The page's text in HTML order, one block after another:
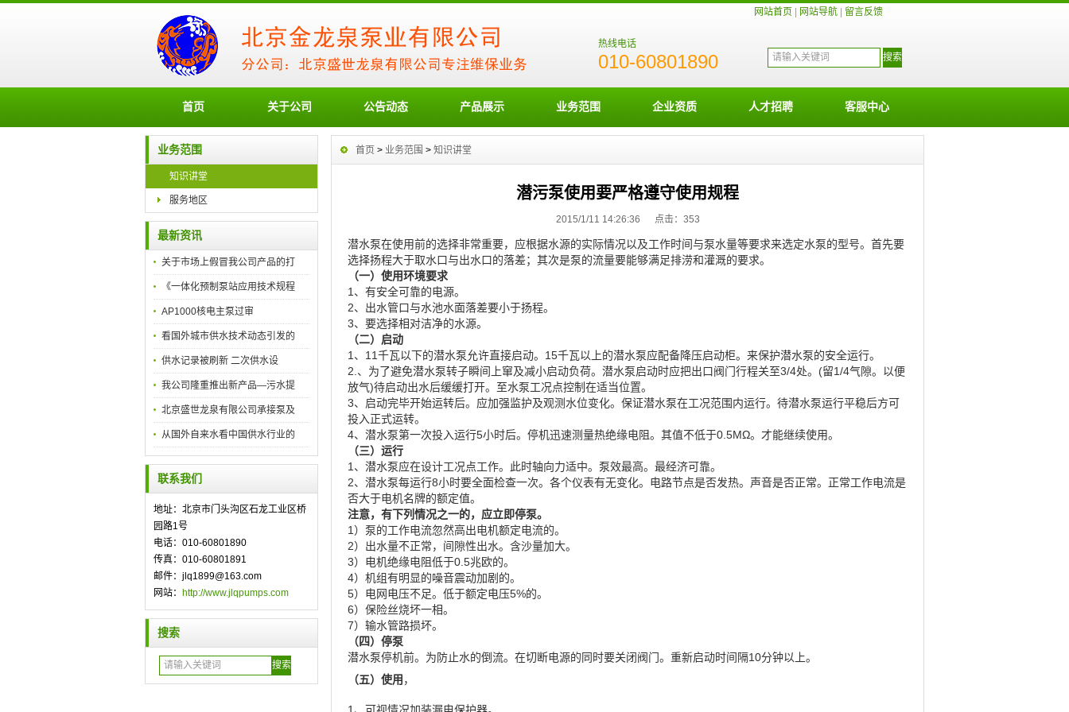
网站首页 网站导航| 留言反馈
热线电话
010-60801890
首页 关于公司 公告动态 产品展示 业务范围 企业资质 人才招聘 客服中心
业务范围
知识讲堂
服务地区
最新资讯
关于市场上假冒我公司产品的打
《一体化预制泵站应用技术规程
AP1000核电主泵过审
看国外城市供水技术动态引发的
供水记录被刷新 二次供水设
我公司隆重推出新产品—污水提
北京盛世龙泉有限公司承接泵及
从国外自来水看中国供水行业的
联系我们
地址：北京市门头沟区石龙工业区桥
园路1号
电话：010-60801890
传真：010-60801891
邮件：jlq1899@163.com
网站： http://www.jlqpumps.com
搜索
首页 > 业务范围 > 知识讲堂
潜污泵使用要严格遵守使用规程
2015/1/11 14:26:36 点击： 353
潜水泵在使用前的选择非常重要，应根据水源的实际情况以及工作时间与泵水量等要求来选定水泵的型号。首先要
选择扬程大于取水口与出水口的落差；其次是泵的流量要能够满足排涝和灌溉的要求。
（一）使用环境要求
1、有安全可靠的电源。
2、出水管口与水池水面落差要小于扬程。
3、要选择相对洁净的水源。
（二）启动
1、11千瓦以下的潜水泵允许直接启动。15千瓦以上的潜水泵应配备降压启动柜。来保护潜水泵的安全运行。
2.、为了避免潜水泵转子瞬间上窜及减小启动负荷。潜水泵启动时应把出口阀门行程关至3/4处。(留1/4气隙。以便
放气)待启动出水后缓缓打开。至水泵工况点控制在适当位置。
3、启动完毕开始运转后。应加强监护及观测水位变化。保证潜水泵在工况范围内运行。待潜水泵运行平稳后方可
投入正式运转。
4、潜水泵第一次投入运行5小时后。停机迅速测量热绝缘电阻。其值不低于0.5MΩ。才能继续使用。
（三）运行
1、潜水泵应在设计工况点工作。此时轴向力适中。泵效最高。最经济可靠。
2、潜水泵每运行8小时要全面检查一次。各个仪表有无变化。电路节点是否发热。声音是否正常。正常工作电流是
否大于电机名牌的额定值。
注意，有下列情况之一的，应立即停泵。
1）泵的工作电流忽然高出电机额定电流的。
2）出水量不正常，间隙性出水。含沙量加大。
3）电机绝缘电阻低于0.5兆欧的。
4）机组有明显的噪音震动加剧的。
5）电网电压不足。低于额定电压5%的。
6）保险丝烧坏一相。
7）输水管路损坏。
（四）停泵
潜水泵停机前。为防止水的倒流。在切断电源的同时要关闭阀门。重新启动时间隔10分钟以上。
（五）使用 ，